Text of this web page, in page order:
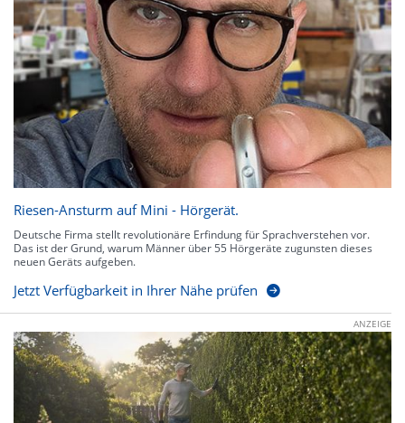
Riesen-Ansturm auf Mini - Hörgerät.
Deutsche Firma stellt revolutionäre Erfindung für Sprachverstehen vor.
Das ist der Grund, warum Männer über 55 Hörgeräte zugunsten dieses
neuen Geräts aufgeben.
Jetzt Verfügbarkeit in Ihrer Nähe prüfen
ANZEIGE